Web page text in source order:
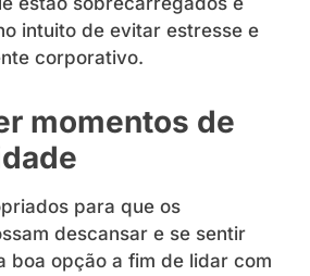
intuito de evitar estresse e
corporativo.
momentos de
para que os
descansar e se sentir
boa opção a fim de lidar com